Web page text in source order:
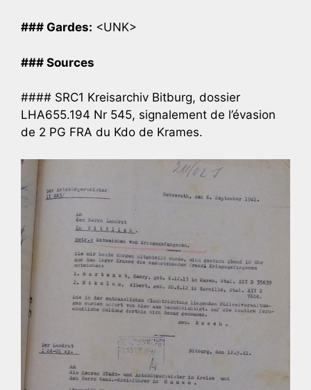
### Gardes: <UNK>
### Sources
#### SRC1 Kreisarchiv Bitburg, dossier
LHA655.194 Nr 545, signalement de l’évasion
de 2 PG FRA du Kdo de Krames.